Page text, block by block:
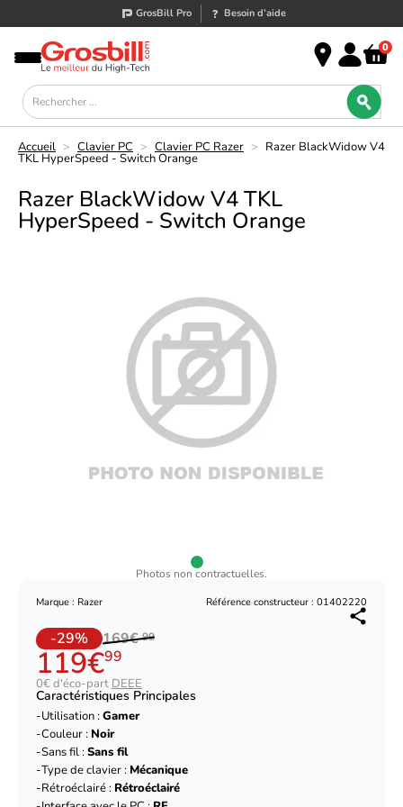
GrosBill Pro Besoin d’aide
0
Accueil > Clavier PC > Clavier PC Razer > Razer BlackWidow V4
TKL HyperSpeed - Switch Orange
Razer BlackWidow V4 TKL
HyperSpeed - Switch Orange
Photos non contractuelles.
Marque : Razer Référence constructeur : 01402220
-29% 169€ 99
119€99
0€ d'éco-part DEEE
Caractéristiques Principales
Utilisation :Gamer
Couleur : Noir
Sans fil :Sans fil
Type de clavier : Mécanique
Rétroéclairé : Rétroéclairé